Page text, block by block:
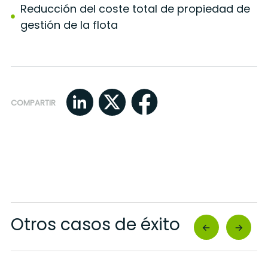
Reducción del coste total de propiedad de
gestión de la flota
COMPARTIR
Otros casos de éxito